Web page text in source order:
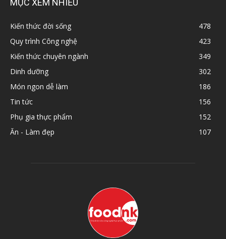
MỤC XEM NHIỀU
Kiến thức đời sống
478
Quy trình Công nghệ
423
Kiến thức chuyên ngành
349
Dinh dưỡng
302
Món ngon dễ làm
186
Tin tức
156
Phụ gia thực phẩm
152
Ăn - Làm đẹp
107